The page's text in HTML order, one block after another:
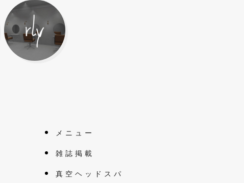
メニュー
雑誌掲載
真空ヘッドスパ